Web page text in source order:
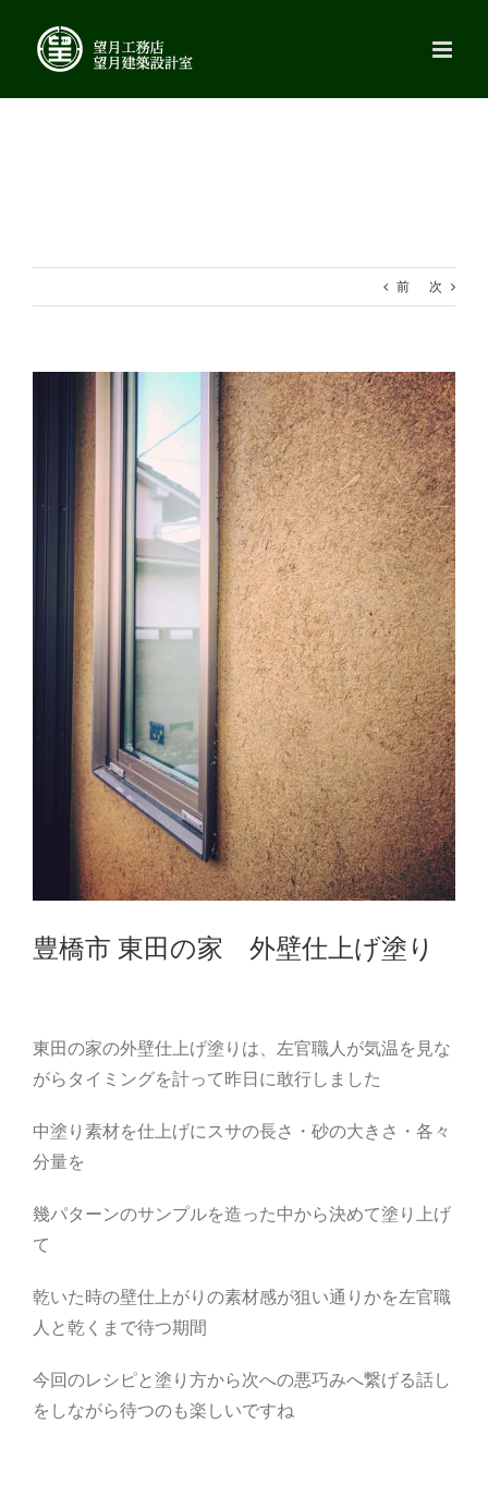
content
前 次
豊橋市 東田の家 外壁仕上げ塗り
東田の家の外壁仕上げ塗りは、左官職人が気温を見な
がらタイミングを計って昨日に敢行しました
中塗り素材を仕上げにスサの長さ・砂の大きさ・各々
分量を
幾パターンのサンプルを造った中から決めて塗り上げ
て
乾いた時の壁仕上がりの素材感が狙い通りかを左官職
人と乾くまで待つ期間
今回のレシピと塗り方から次への悪巧みへ繋げる話し
をしながら待つのも楽しいですね